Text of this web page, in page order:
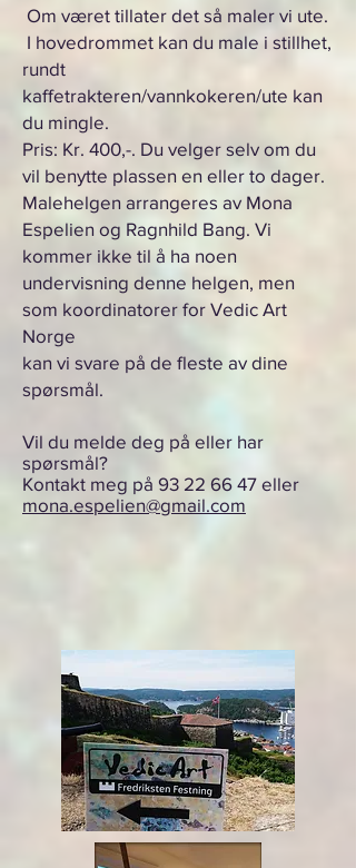
Om været tillater det så maler vi ute.
I hovedrommet kan du male i stillhet,
rundt
kaffetrakteren/vannkokeren/ute kan
du mingle.
Pris: Kr. 400,-. Du velger selv om du
vil benytte plassen en eller to dager.
Malehelgen arrangeres av Mona
Espelien og Ragnhild Bang. Vi
kommer ikke til å ha noen
undervisning denne helgen, men
som koordinatorer for Vedic Art
Norge
kan vi svare på de fleste av dine
spørsmål.
Vil du melde deg på eller har
spørsmål?
Kontakt meg på 93 22 66 47 eller
mona.espelien@gmail.com